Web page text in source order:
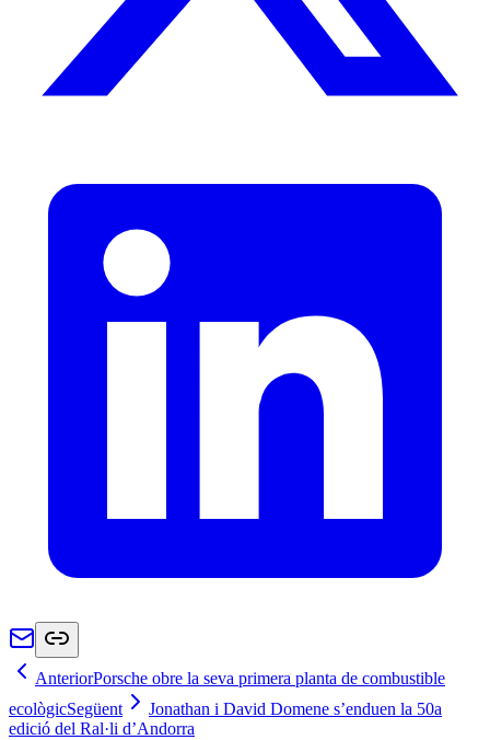
AnteriorPorsche obre la seva primera planta de combustible
ecològicSegüent
Jonathan i David Domene s’enduen la 50a
edició del Ral·li d’Andorra